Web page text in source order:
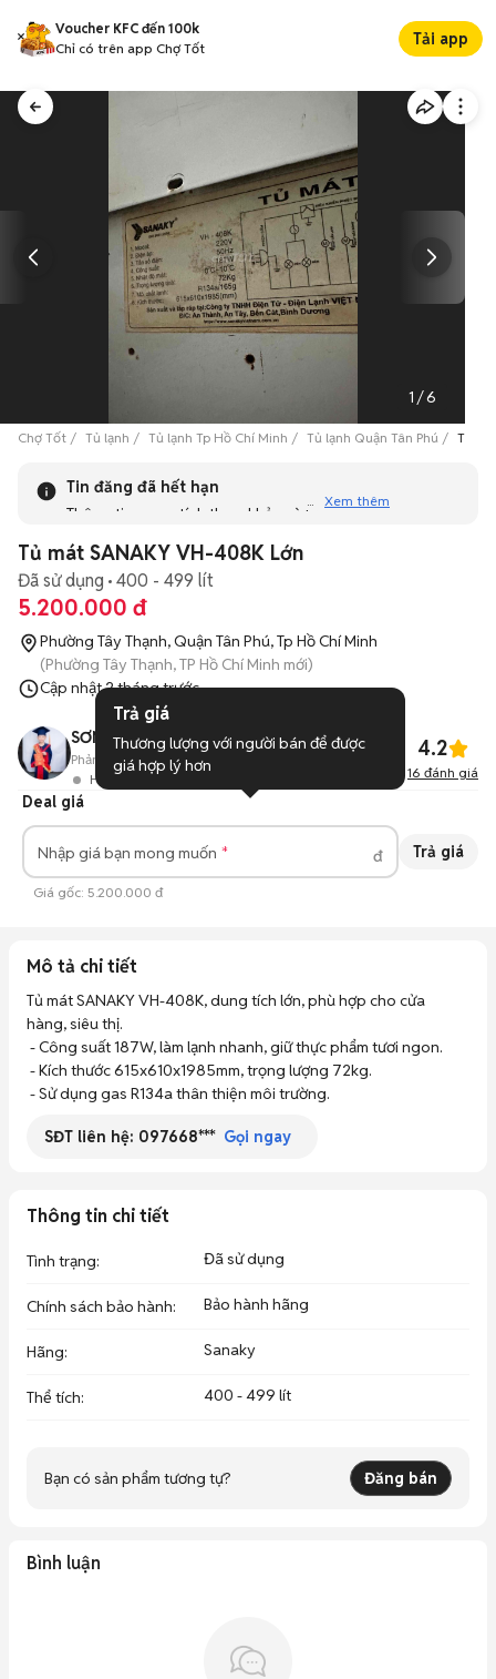
Voucher KFC đến 100k
Chỉ có trên app Chợ Tốt
Tải app
1 /6
Chợ Tốt Tủ lạnh Tủ lạnh Tp Hồ Chí Minh Tủ lạnh Quận Tân Phú Tủ
Tin đăng đã hết hạn
Thông tin mang tính tham khảo và bạn không thể liên hệ
tương tự khác dưới đây nhé!
Xem thêm
Tủ mát SANAKY VH-408K Lớn
Đã sử dụng 400 - 499 lít
5.200.000 đ
Phường Tây Thạnh, Quận Tân Phú, Tp Hồ Chí Minh
(Phường Tây Thạnh, TP Hồ Chí Minh mới)
Cập nhật2 tháng trước
SƠN MUA BÁN ĐỒ CŨ
Hoạt động 1 giờ trước
Phản hồi: 78%47Đã bán 4.2
16 đánh giá
Deal giá
Nhập giá bạn mong muốn đ Trả giá
Giá gốc: 5.200.000 đ
Mô tả chi tiết
Tủ mát SANAKY VH-408K, dung tích lớn, phù hợp cho cửa
hàng, siêu thị.
- Sử dụng gas R134a thân thiện môi trường.
SĐT liên hệ: 097668*** Gọi ngay
Thông tin chi tiết
Tình trạng: Đã sử dụng
Chính sách bảo hành: Bảo hành hãng
Hãng: Sanaky
Thể tích: 400 - 499 lít
Bạn có sản phẩm tương tự? Đăng bán
Bình luận
Trả giá
Thương lượng với người bán để được
giá hợp lý hơn